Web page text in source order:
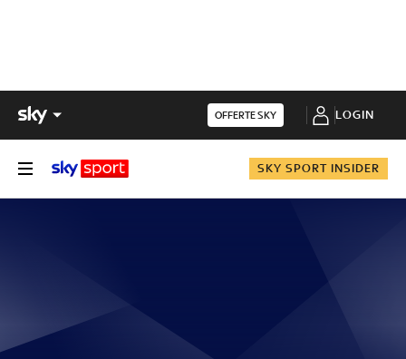
OFFERTE SKY LOGIN
SKY SPORT INSIDER